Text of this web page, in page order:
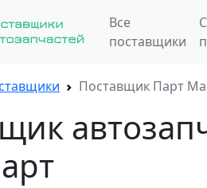
Все
поставщики
Поставщик Парт